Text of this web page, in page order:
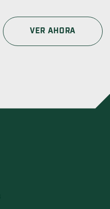
VER AHORA